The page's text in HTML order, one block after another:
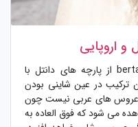
در طراحی های تابستان 2019 برند berta از پارچه های دانتل با
ترکیب در عین شاینی بودن
عروس های عربی نیست چون
می شود که فوق العاده به